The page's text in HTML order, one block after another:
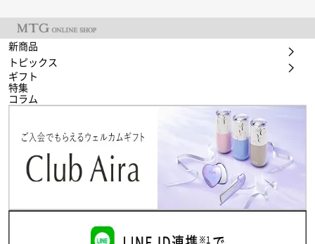
新商品
トピックス
ギフト
特集
コラム